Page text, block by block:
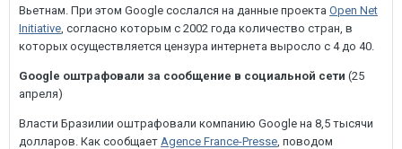
Вьетнам. При этом Google сослался на данные проекта Open Net
Initiative, согласно которым с 2002 года количество стран, в
которых осуществляется цензура интернета выросло с 4 до 40.
Google оштрафовали за сообщение в социальной сети (25
апреля)
Власти Бразилии оштрафовали компанию Google на 8,5 тысячи
долларов. Как сообщает Agence France-Presse, поводом